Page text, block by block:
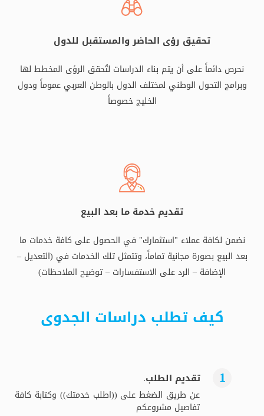
تحقيق رؤى الحاضر والمستقبل للدول
نحرص دائماً على أن يتم بناء الدراسات لتُحقق الرؤى المخطط لها
وبرامج التحول الوطني لمختلف الدول بالوطن العربي عموماً ودول
الخليج خصوصاً
تقديم خدمة ما بعد البيع
نضمن لكافة عملاء "استثمارك" في الحصول على كافة خدمات ما
بعد البيع بصورة مجانية تماماً، وتتمثل تلك الخدمات في (التعديل –
الإضافة – الرد على الاستفسارات – توضيح الملاحظات)
كيف تطلب دراسات الجدوى
تقديم الطلب.
عن طريق الضغط على ((اطلب خدمتك)) وكتابة كافة
تفاصيل مشروعكم